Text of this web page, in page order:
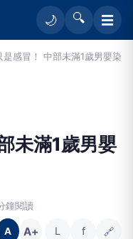
🌙 🔍 ☰
是感冒！ 中部未滿1歲男嬰染
未滿1歲男嬰
鐘閱讀
A A+ L f 🔗